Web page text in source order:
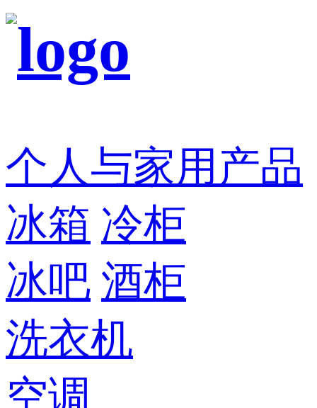
个人与家用产品
冰箱 冷柜
冰吧 酒柜
洗衣机
空调